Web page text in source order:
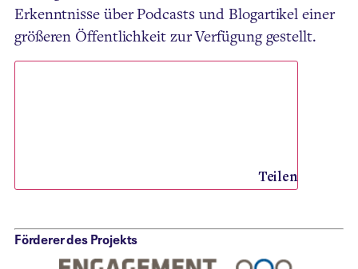
Erkenntnisse über Podcasts und Blogartikel einer
größeren Öffentlichkeit zur Verfügung gestellt.
Teilen
Förderer des Projekts